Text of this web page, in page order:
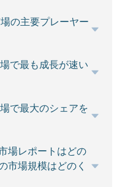
の主要プレーヤー
で最も成長が速い
で最大のシェアを
場レポートはどの
市場規模はどのく